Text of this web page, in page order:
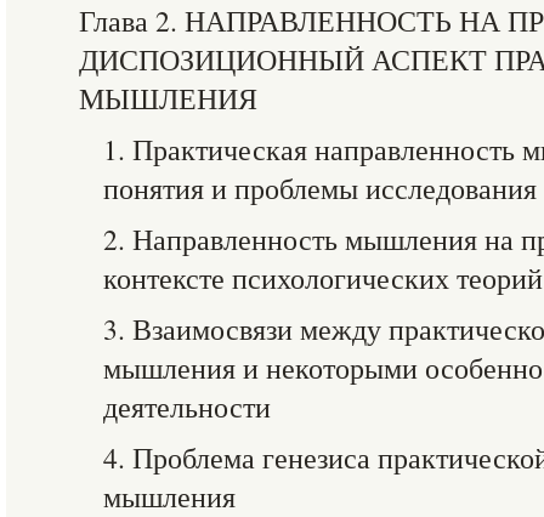
Глава 2. НАПРАВЛЕННОСТЬ НА
ДИСПОЗИЦИОННЫЙ АСПЕКТ
МЫШЛЕНИЯ
1. Практическая направленность
понятия и проблемы исследования
2. Направленность мышления на
контексте психологических
3. Взаимосвязи между
мышления и некоторыми
деятельности
4. Проблема генезиса
мышления